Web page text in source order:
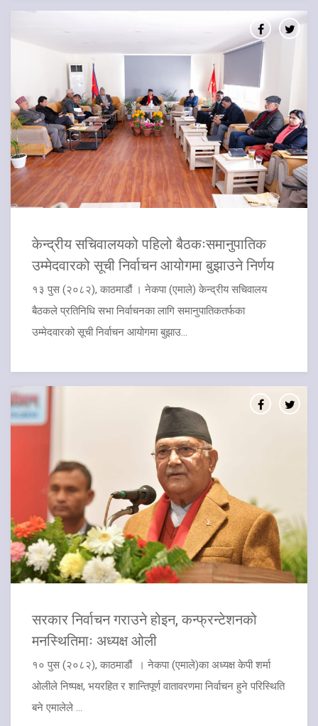
केन्द्रीय सचिवालयको पहिलो बैठकःसमानुपातिक
उम्मेदवारको सूची निर्वाचन आयोगमा बुझाउने निर्णय
१३ पुस (२०८२), काठमाडौं । नेकपा (एमाले) केन्द्रीय सचिवालय
बैठकले प्रतिनिधि सभा निर्वाचनका लागि समानुपातिकतर्फका
उम्मेदवारको सूची निर्वाचन आयोगमा बुझाउ...
सरकार निर्वाचन गराउने होइन, कन्फ्रन्टेशनको
मनस्थितिमाः अध्यक्ष ओली
१० पुस (२०८२), काठमाडौं । नेकपा (एमाले)का अध्यक्ष केपी शर्मा
ओलीले निष्पक्ष, भयरहित र शान्तिपूर्ण वातावरणमा निर्वाचन हुने परिस्थिति
बने एमालेले ...